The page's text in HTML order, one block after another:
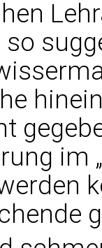
so
im